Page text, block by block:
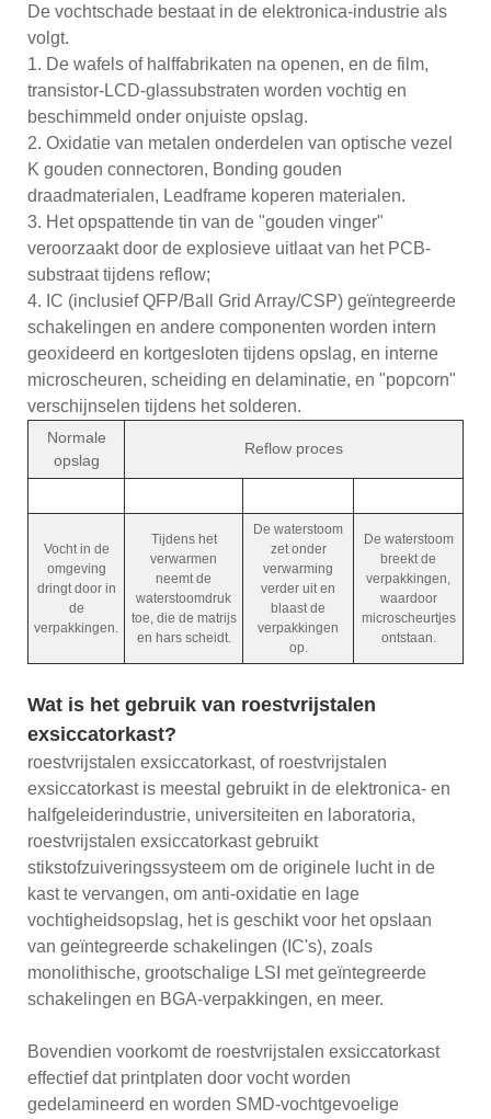
De vochtschade bestaat in de elektronica-industrie als
volgt.
1. De wafels of halffabrikaten na openen, en de film,
transistor-LCD-glassubstraten worden vochtig en
beschimmeld onder onjuiste opslag.
2. Oxidatie van metalen onderdelen van optische vezel
K gouden connectoren, Bonding gouden
draadmaterialen, Leadframe koperen materialen.
3. Het opspattende tin van de "gouden vinger"
veroorzaakt door de explosieve uitlaat van het PCB-
substraat tijdens reflow;
4. IC (inclusief QFP/Ball Grid Array/CSP) geïntegreerde
schakelingen en andere componenten worden intern
geoxideerd en kortgesloten tijdens opslag, en interne
microscheuren, scheiding en delaminatie, en "popcorn"
verschijnselen tijdens het solderen.
Normale
opslag
Reflow proces
Vocht in de
omgeving
dringt door in
de
verpakkingen.
Tijdens het
verwarmen
neemt de
waterstoomdruk
toe, die de matrijs
en hars scheidt.
De waterstoom
zet onder
verwarming
verder uit en
blaast de
verpakkingen
op.
De waterstoom
breekt de
verpakkingen,
waardoor
microscheurtjes
ontstaan.
Wat is het gebruik van roestvrijstalen
exsiccatorkast?
roestvrijstalen exsiccatorkast, of roestvrijstalen
exsiccatorkast is meestal gebruikt in de elektronica- en
halfgeleiderindustrie, universiteiten en laboratoria,
roestvrijstalen exsiccatorkast gebruikt
stikstofzuiveringssysteem om de originele lucht in de
kast te vervangen, om anti-oxidatie en lage
vochtigheidsopslag, het is geschikt voor het opslaan
van geïntegreerde schakelingen (IC's), zoals
monolithische, grootschalige LSI met geïntegreerde
schakelingen en BGA-verpakkingen, en meer.
Bovendien voorkomt de roestvrijstalen exsiccatorkast
effectief dat printplaten door vocht worden
gedelamineerd en worden SMD-vochtgevoelige